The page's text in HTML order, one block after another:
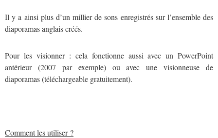
Il y a ainsi plus d’un millier de sons enregistrés sur l’ensemble des
diaporamas anglais créés.
Pour les visionner : cela fonctionne aussi avec un PowerPoint
antérieur (2007 par exemple) ou avec une visionneuse de
diaporamas (téléchargeable gratuitement).
Comment les utiliser ?